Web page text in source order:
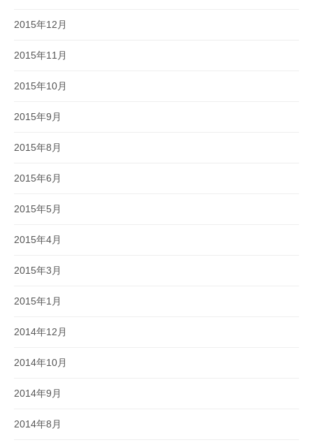
2015年12月
2015年11月
2015年10月
2015年9月
2015年8月
2015年6月
2015年5月
2015年4月
2015年3月
2015年1月
2014年12月
2014年10月
2014年9月
2014年8月